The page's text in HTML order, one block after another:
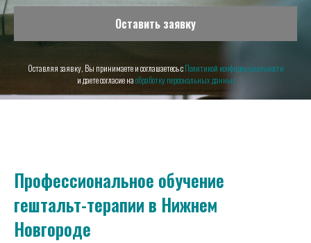
Оставить заявку
Оставляя заявку, Вы принимаете и соглашаетесь сПолитикой конфиденциальности
и даете согласие наобработку персональных данных
Профессиональное обучение
гештальт-терапии в Нижнем
Новгороде